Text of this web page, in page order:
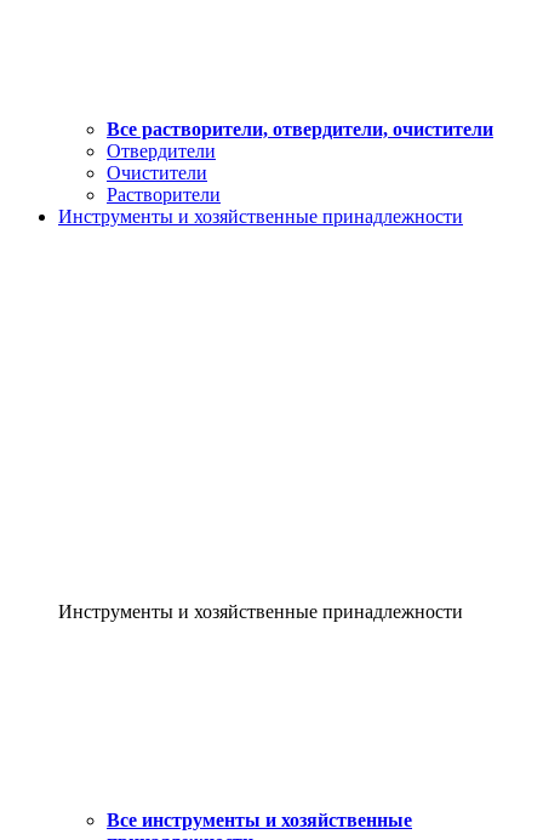
Все растворители, отвердители, очистители
Отвердители
Очистители
Растворители
Инструменты и хозяйственные принадлежности
Инструменты и хозяйственные принадлежности
Все инструменты и хозяйственные